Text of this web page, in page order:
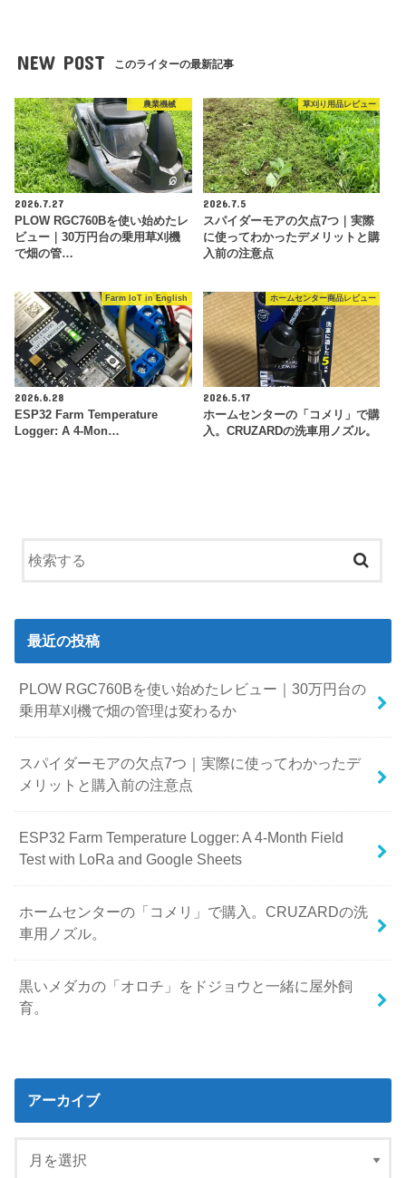
NEW POST このライターの最新記事
農業機械
2026.7.27
PLOW RGC760Bを使い始めたレ
ビュー｜30万円台の乗用草刈機
で畑の管…
草刈り用品レビュー
2026.7.5
スパイダーモアの欠点7つ｜実際
に使ってわかったデメリットと購
入前の注意点
Farm IoT in English
2026.6.28
ESP32 Farm Temperature
Logger: A 4-Mon…
ホームセンター商品レビュー
2026.5.17
ホームセンターの「コメリ」で購
入。CRUZARDの洗車用ノズル。
最近の投稿
PLOW RGC760Bを使い始めたレビュー｜30万円台の
乗用草刈機で畑の管理は変わるか
スパイダーモアの欠点7つ｜実際に使ってわかったデ
メリットと購入前の注意点
ESP32 Farm Temperature Logger: A 4-Month Field
Test with LoRa and Google Sheets
ホームセンターの「コメリ」で購入。CRUZARDの洗
車用ノズル。
黒いメダカの「オロチ」をドジョウと一緒に屋外飼
育。
アーカイブ